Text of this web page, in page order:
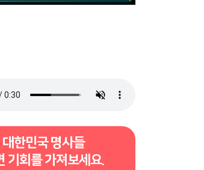
대한민국 명사들
기회를 가져보세요.